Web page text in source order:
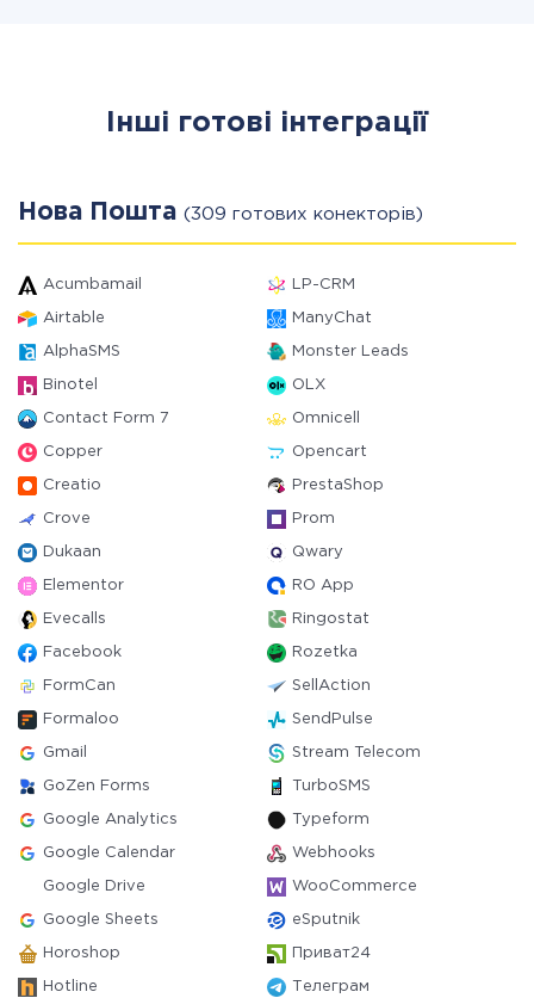
Інші готові інтеграції
Нова Пошта (309 готових конекторів)
Acumbamail LP-CRM
Airtable ManyChat
AlphaSMS Monster Leads
Binotel OLX
Contact Form 7 Omnicell
Copper Opencart
Creatio PrestaShop
Crove Prom
Dukaan Qwary
Elementor RO App
Evecalls Ringostat
Facebook Rozetka
FormCan SellAction
Formaloo SendPulse
Gmail Stream Telecom
GoZen Forms TurboSMS
Google Analytics Typeform
Google Calendar Webhooks
Google Drive WooCommerce
Google Sheets eSputnik
Horoshop Приват24
Hotline Телеграм